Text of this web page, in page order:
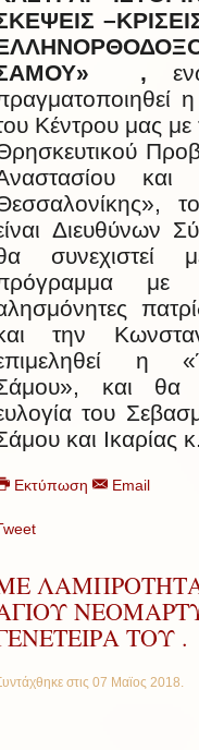
,
Κέντρου μας με
και
Διευθύνων
συνεχιστεί
με
την
η
και θα
του
και Ικαρίας
Εκτύπωση Email
ΤΟΥ .
στις 07 Μαϊος 2018.